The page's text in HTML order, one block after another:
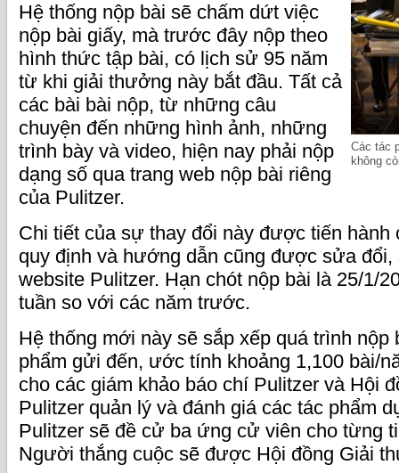
Các tác
không
Hệ thống nộp bài sẽ chấm dứt việc
nộp bài giấy, mà trước đây nộp theo
hình thức tập bài, có lịch sử 95 năm
từ khi giải thưởng này bắt đầu. Tất cả
các bài bài nộp, từ những câu
chuyện đến những hình ảnh, những
trình bày và video, hiện nay phải nộp
dạng số qua trang web nộp bài riêng
của Pulitzer.
Chi tiết của sự thay đổi này được tiến hành
quy định và hướng dẫn cũng được sửa
website Pulitzer. Hạn chót nộp bài là 25/1/
tuần so với các năm trước.
Hệ thống mới này sẽ sắp xếp quá trình nộp
phẩm gửi đến, ước tính khoảng 1,100 bài/
cho các giám khảo báo chí Pulitzer và Hội
Pulitzer quản lý và đánh giá các tác phẩm
Pulitzer sẽ đề cử ba ứng cử viên cho từng
Người thắng cuộc sẽ được Hội đồng Giải